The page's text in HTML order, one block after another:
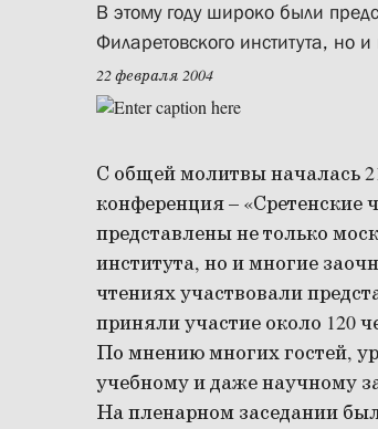
В этому году широко были
Филаретовского института, но
22 февраля 2004
С общей молитвы началась
конференция –
представлены не только
института, но и многие
чтениях участвовали
приняли участие около 120
По мнению многих гостей,
учебному и даже научному
На пленарном заседании